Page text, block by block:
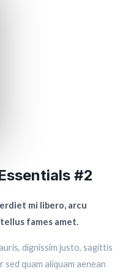
#2
mi libero, arcu
fames amet.
dignissim justo, sagittis
quam aliquam aenean